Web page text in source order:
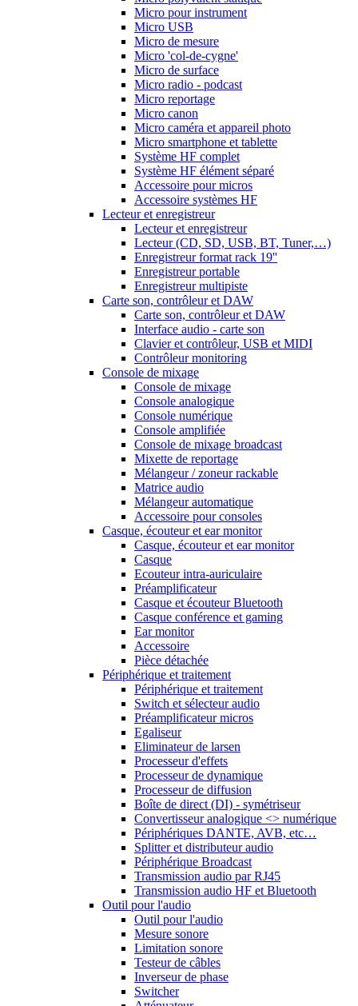
Micro pour instrument
Micro USB
Micro de mesure
Micro 'col-de-cygne'
Micro de surface
Micro radio - podcast
Micro reportage
Micro canon
Micro caméra et appareil photo
Micro smartphone et tablette
Système HF complet
Système HF élément séparé
Accessoire pour micros
Accessoire systèmes HF
Lecteur et enregistreur
Lecteur et enregistreur
Lecteur (CD, SD, USB, BT, Tuner,…)
Enregistreur format rack 19''
Enregistreur portable
Enregistreur multipiste
Carte son, contrôleur et DAW
Carte son, contrôleur et DAW
Interface audio - carte son
Clavier et contrôleur, USB et MIDI
Contrôleur monitoring
Console de mixage
Console de mixage
Console analogique
Console numérique
Console amplifiée
Console de mixage broadcast
Mixette de reportage
Mélangeur / zoneur rackable
Matrice audio
Mélangeur automatique
Accessoire pour consoles
Casque, écouteur et ear monitor
Casque, écouteur et ear monitor
Casque
Ecouteur intra-auriculaire
Préamplificateur
Casque et écouteur Bluetooth
Casque conférence et gaming
Ear monitor
Accessoire
Pièce détachée
Périphérique et traitement
Périphérique et traitement
Switch et sélecteur audio
Préamplificateur micros
Egaliseur
Eliminateur de larsen
Processeur d'effets
Processeur de dynamique
Processeur de diffusion
Boîte de direct (DI) - symétriseur
Convertisseur analogique <> numérique
Périphériques DANTE, AVB, etc…
Splitter et distributeur audio
Périphérique Broadcast
Transmission audio par RJ45
Transmission audio HF et Bluetooth
Outil pour l'audio
Outil pour l'audio
Mesure sonore
Limitation sonore
Testeur de câbles
Inverseur de phase
Switcher